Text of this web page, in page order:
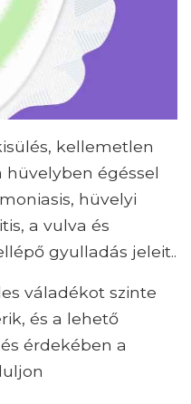
kellemetlen
hüvelyben égéssel
hüvelyi
a vulva és
gyulladás jeleit..
váladékot szinte
és a lehető
érdekében a